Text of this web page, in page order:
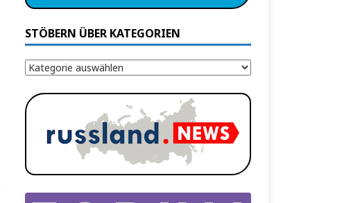
STÖBERN ÜBER KATEGORIEN